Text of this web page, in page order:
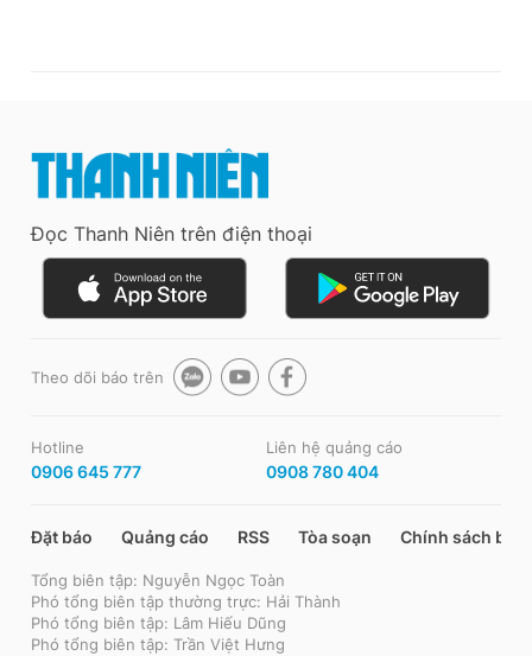
Đọc Thanh Niên trên điện thoại
Theo dõi báo trên
Hotline
0906 645 777
Liên hệ quảng cáo
0908 780 404
Đặt báo Quảng cáo RSS Tòa soạn Chính sách bảo
Tổng biên tập: Nguyễn Ngọc Toàn
Phó tổng biên tập thường trực: Hải Thành
Phó tổng biên tập: Lâm Hiếu Dũng
Phó tổng biên tập: Trần Việt Hưng